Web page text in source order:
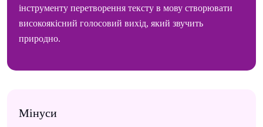
інструменту перетворення тексту в мову створювати
високоякісний голосовий вихід, який звучить
природно.
Мінуси